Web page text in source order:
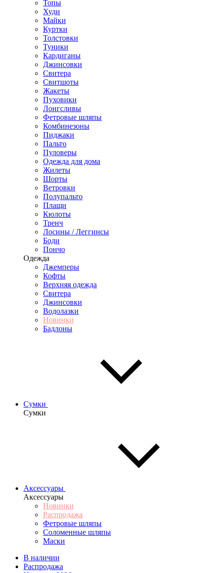
Топы
Худи
Майки
Куртки
Толстовки
Туники
Кардиганы
Джинсовки
Свитера
Свитшоты
Жакеты
Пуховики
Лонгсливы
Фетровые шляпы
Комбинезоны
Пиджаки
Пальто
Пуловеры
Одежда для дома
Жилеты
Шорты
Ветровки
Полупальто
Плащи
Кюлоты
Тренч
Лосины / Леггинсы
Боди
Пончо
Одежда
Джемперы
Кофты
Верхняя одежда
Свитера
Джинсовки
Водолазки
Новинки
Бадлоны
Сумки
Сумки
Аксессуары
Аксессуары
Новинки
Распродажа
Фетровые шляпы
Соломенные шляпы
Маски
В наличии
Распродажа